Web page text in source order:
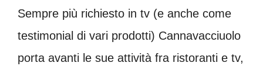
Sempre più richiesto in tv (e anche come
testimonial di vari prodotti) Cannavacciuolo
porta avanti le sue attività fra ristoranti e tv,